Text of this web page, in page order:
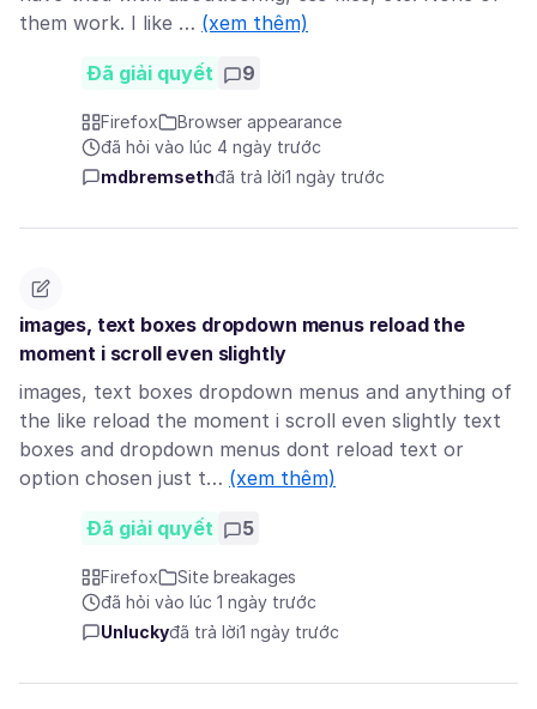
them work. I like … (xem thêm)
Đã giải quyết 9
Firefox
Browser appearance
đã hỏi vào lúc 4 ngày trước
mdbremsethđã trả lời1 ngày trước
images, text boxes dropdown menus reload the
moment i scroll even slightly
images, text boxes dropdown menus and anything of
the like reload the moment i scroll even slightly text
boxes and dropdown menus dont reload text or
option chosen just t… (xem thêm)
Đã giải quyết 5
Firefox
Site breakages
đã hỏi vào lúc 1 ngày trước
Unluckyđã trả lời1 ngày trước